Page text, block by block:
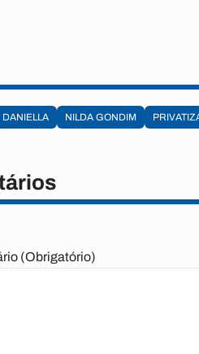
DANIELLA NILDA GONDIM
(Obrigatório)